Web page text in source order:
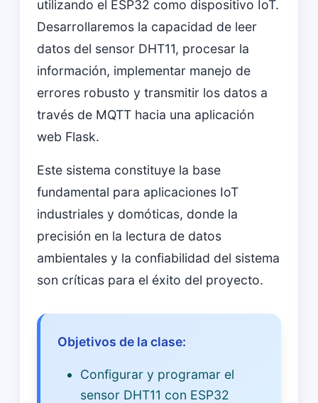
utilizando el ESP32 como dispositivo IoT.
Desarrollaremos la capacidad de leer
datos del sensor DHT11, procesar la
información, implementar manejo de
errores robusto y transmitir los datos a
través de MQTT hacia una aplicación
web Flask.
Este sistema constituye la base
fundamental para aplicaciones IoT
industriales y domóticas, donde la
precisión en la lectura de datos
ambientales y la confiabilidad del sistema
son críticas para el éxito del proyecto.
Objetivos de la clase:
Configurar y programar el
sensor DHT11 con ESP32